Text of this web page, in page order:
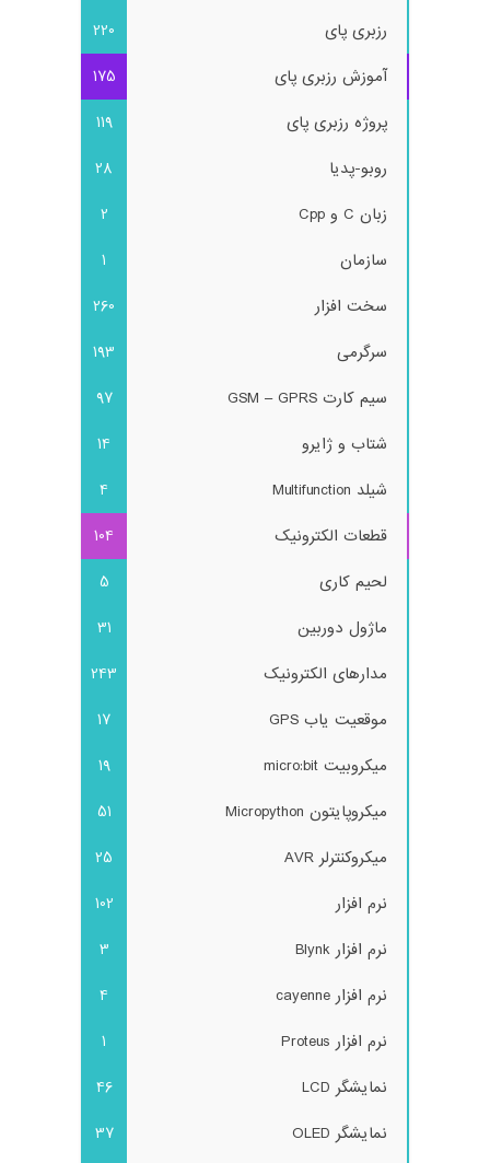
رزبری پای
220
آموزش رزبری پای
175
پروژه رزبری پای
119
روبو-پدیا
28
زبان C و Cpp
2
سازمان
1
سخت افزار
260
سرگرمی
193
سیم کارت GSM – GPRS
97
شتاب و ژایرو
14
شیلد Multifunction
4
قطعات الکترونیک
104
لحیم کاری
5
ماژول دوربین
31
مدارهای الکترونیک
243
موقعیت یاب GPS
17
میکروبیت micro:bit
19
میکروپایتون Micropython
51
میکروکنترلر AVR
25
نرم افزار
102
نرم افزار Blynk
3
نرم افزار cayenne
4
نرم افزار Proteus
1
نمایشگر LCD
46
نمایشگر OLED
37